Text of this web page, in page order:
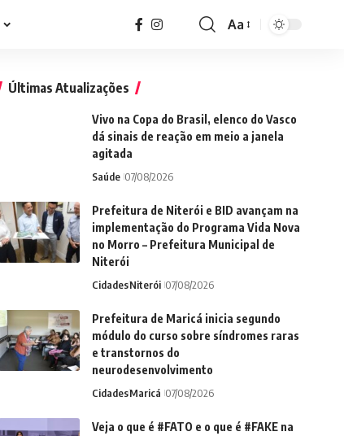
Font
Aa
Últimas Atualizações
Vivo na Copa do Brasil, elenco do Vasco
dá sinais de reação em meio a janela
agitada
Saúde 07/08/2026
Prefeitura de Niterói e BID avançam na
implementação do Programa Vida Nova
no Morro – Prefeitura Municipal de
Niterói
CidadesNiterói 07/08/2026
Prefeitura de Maricá inicia segundo
módulo do curso sobre síndromes raras
e transtornos do
neurodesenvolvimento
CidadesMaricá 07/08/2026
Veja o que é #FATO e o que é #FAKE na